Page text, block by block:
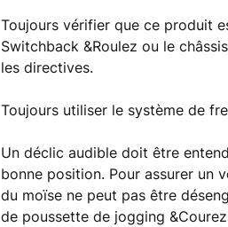
Toujours vérifier que ce produit
Switchback &Roulez ou le
les directives.
Toujours utiliser le système de
Un déclic audible doit être
bonne position. Pour assurer un
du moïse ne peut pas être
de poussette de jogging